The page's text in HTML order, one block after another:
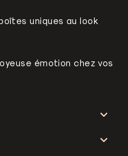
uniques au look
émotion chez vos

